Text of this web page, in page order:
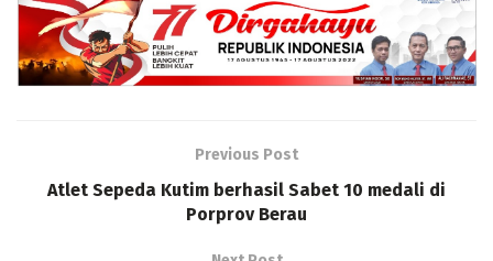
Previous Post
Atlet Sepeda Kutim berhasil Sabet 10 medali di
Porprov Berau